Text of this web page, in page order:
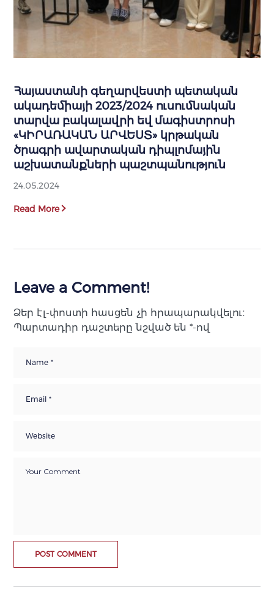
Հայաստանի գեղարվեստի պետական
ակադեմիայի 2023/2024 ուսումնական
տարվա բակալավրի եվ մագիստրոսի
«ԿԻՐԱՌԱԿԱՆ ԱՐՎԵՍՏ» կրթական
ծրագրի ավարտական դիպլոմային
աշխատանքների պաշտպանություն
24.05.2024
Read More
Leave a Comment!
Ձեր էլ-փոստի հասցեն չի հրապարակվելու։
Պարտադիր դաշտերը նշված են*-ով